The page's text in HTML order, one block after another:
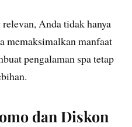
Anda tidak hanya
memaksimalkan manfaat
pengalaman spa tetap
dan Diskon